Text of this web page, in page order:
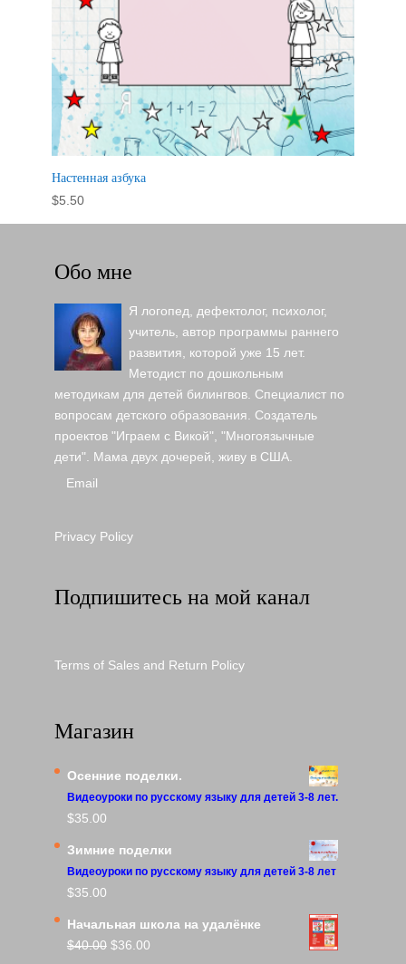
Настенная азбука
$5.50
Обо мне
Я логопед, дефектолог, психолог,
учитель, автор программы раннего
развития, которой уже 15 лет.
Методист по дошкольным
методикам для детей билингвов. Специалист по
вопросам детского образования. Создатель
проектов "Играем с Викой", "Многоязычные
дети". Мама двух дочерей, живу в США.
Email
Privacy Policy
Подпишитесь на мой канал
Terms of Sales and Return Policy
Магазин
Осенние поделки.
Видеоуроки по русскому языку для детей 3-8 лет.
$35.00
Зимние поделки
Видеоуроки по русскому языку для детей 3-8 лет
$35.00
Начальная школа на удалёнке
$40.00 Первоначальная
$36.00Текущая